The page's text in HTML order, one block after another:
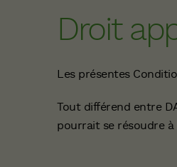
Droit
Les présentes
Tout différend entre
pourrait se résoudre